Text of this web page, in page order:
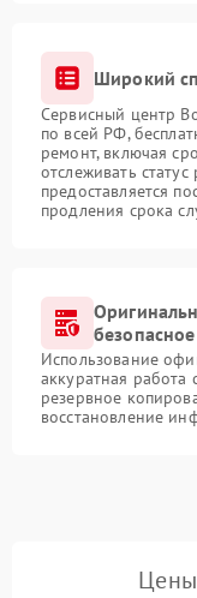
Широкий
Сервисный центр
по всей РФ,
ремонт, включая
отслеживать
предоставляется
продления срока
Использование
аккуратная работа
резервное
восстановление
Цены